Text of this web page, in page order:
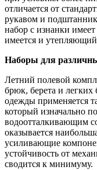
отличается от
рукавом и
набор с изнанки
имеется и
Наборы для
Летний полевой
брюк, берета и
одежды применяется
который изначально
водоотталкивающим
оказывается
усиливающие
устойчивость от
сводится к минимуму.